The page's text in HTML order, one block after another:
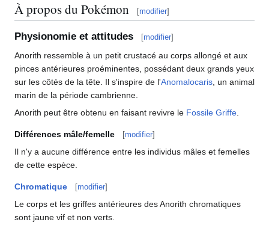
À propos du Pokémon [modifier]
Physionomie et attitudes [modifier]
Anorith ressemble à un petit crustacé au corps allongé et aux
pinces antérieures proéminentes, possédant deux grands yeux
sur les côtés de la tête. Il s'inspire de l'Anomalocaris , un animal
marin de la période cambrienne.
Anorith peut être obtenu en faisant revivre le Fossile Griffe
Différences mâle/femelle [modifier]
Il n'y a aucune différence entre les individus mâles et femelles
de cette espèce.
Chromatique [modifier]
Le corps et les griffes antérieures des Anorith chromatiques
sont jaune vif et non verts.